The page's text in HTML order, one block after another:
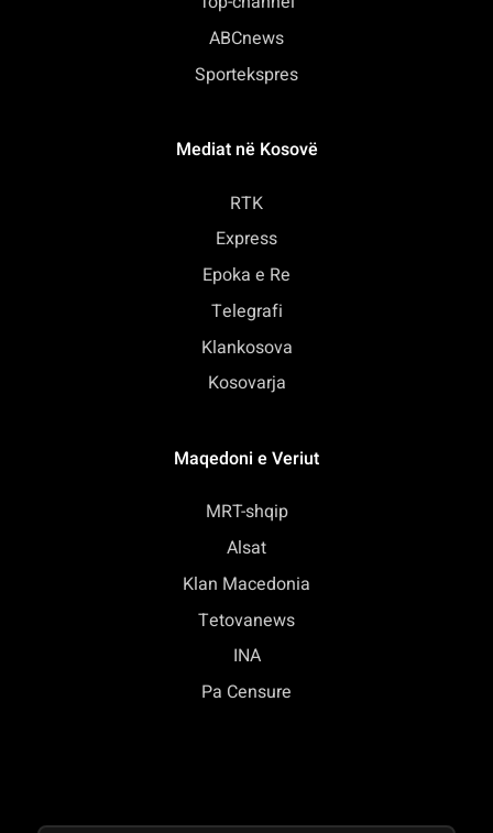
ABCnews
Sportekspres
Mediat në Kosovë
RTK
Express
Epoka e Re
Telegrafi
Klankosova
Kosovarja
Maqedoni e Veriut
MRT-shqip
Alsat
Klan Macedonia
Tetovanews
INA
Pa Censure